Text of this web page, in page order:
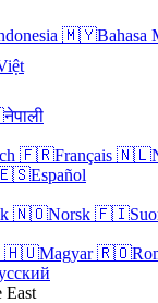
🇲🇾Bahasa
नेपाली
🇫🇷Français 🇳🇱
Español
🇳🇴Norsk 🇫🇮
🇭🇺Magyar🇷🇴
East